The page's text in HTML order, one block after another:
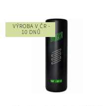
VÝROBA V ČR -
10 DNŮ